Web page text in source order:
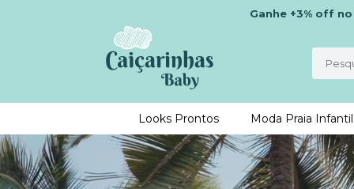
Ganhe +3% off
Looks Prontos Moda Praia Infantil